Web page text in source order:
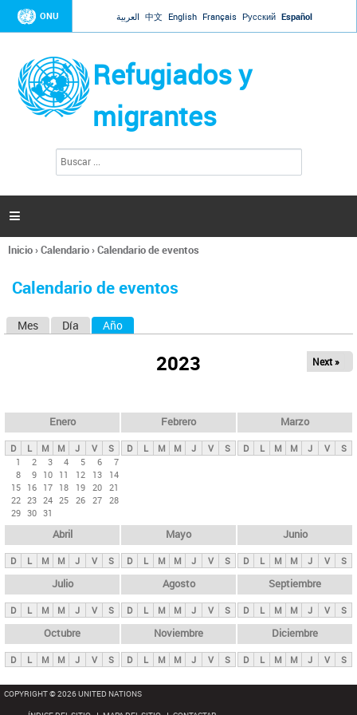
Jump to navigation
ONU العربية 中文 English Français Русский Español
Refugiados y
migrantes
l
d
s

Se
usted
Inicio›Calendario›Calendario de eventos
Calendario de eventos
s
p
n
i
p
a
l
s
Mes Día Año
2023 Next »
Enero
D L M M J V
S
1
2 3 4 5 6
7
8
9 10 11 12 13
14
15 16 17 18 19 20 21
22 23 24 25 26 27 28
29 30 31
Febrero
D L M M J V S
Marzo
D L M M J V S
Abril
D L M M J V S
Mayo
D L M M J V S
Junio
D L M M J V S
Julio
D L M M J V S
Agosto
D L M M J V S
Septiembre
D L M M J V S
Octubre
D L M M J V S
Noviembre
D L M M J V S
Diciembre
D L M M J V S
COPYRIGHT © 2026 UNITED NATIONS